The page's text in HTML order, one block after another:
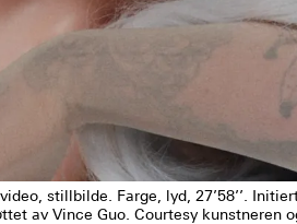
stillbilde. Farge, lyd, 27’58’’.
av Vince Guo. Courtesy kunstneren